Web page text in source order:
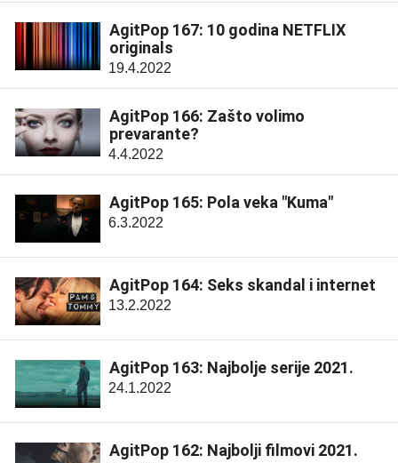
AgitPop 167: 10 godina NETFLIX
originals
19.4.2022
AgitPop 166: Zašto volimo
prevarante?
4.4.2022
AgitPop 165: Pola veka "Kuma"
6.3.2022
AgitPop 164: Seks skandal i internet
13.2.2022
AgitPop 163: Najbolje serije 2021.
24.1.2022
AgitPop 162: Najbolji filmovi 2021.